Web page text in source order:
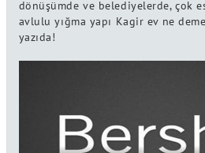
dönüşümde ve belediyelerde, çok
avlulu yığma yapı Kagir ev ne
yazıda!